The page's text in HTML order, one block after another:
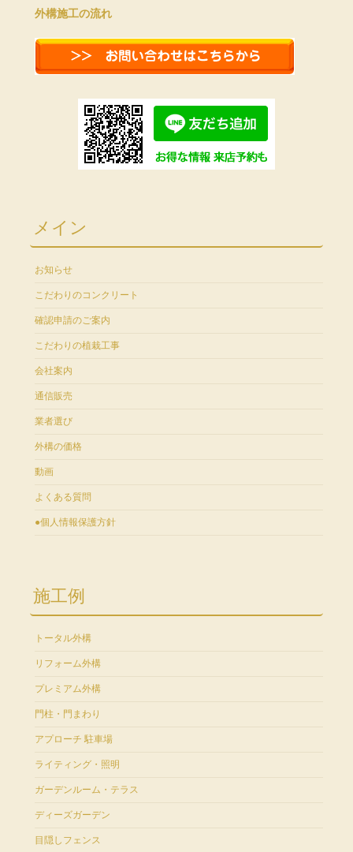
外構施工の流れ
メイン
お知らせ
こだわりのコンクリート
確認申請のご案内
こだわりの植栽工事
会社案内
通信販売
業者選び
外構の価格
動画
よくある質問
●個人情報保護方針
施工例
トータル外構
リフォーム外構
プレミアム外構
門柱・門まわり
アプローチ 駐車場
ライティング・照明
ガーデンルーム・テラス
ディーズガーデン
目隠しフェンス